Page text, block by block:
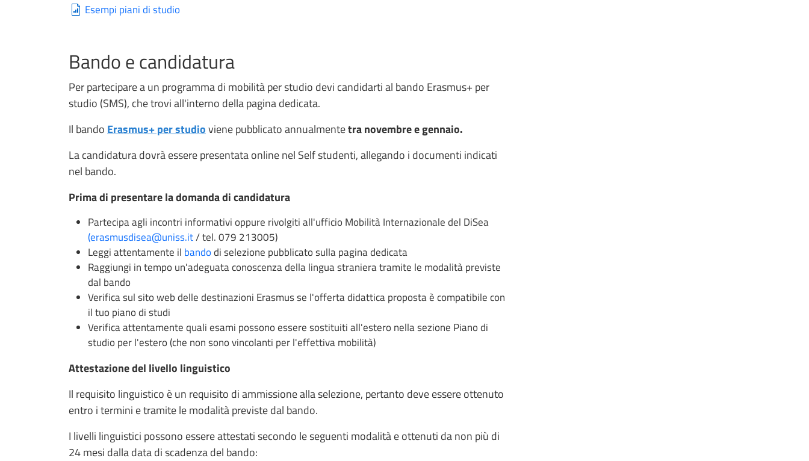
Esempi piani di studio
Bando e candidatura
Per partecipare a un programma di mobilità per studio devi candidarti al bando Erasmus+ per
studio (SMS), che trovi all'interno della pagina dedicata.
Il bando Erasmus+ per studioviene pubblicato annualmentetra novembre e gennaio.
La candidatura dovrà essere presentata online nel Self studenti, allegando i documenti indicati
nel bando.
Prima di presentare la domanda di candidatura
Partecipa agli incontri informativi oppure rivolgiti all'ufficio Mobilità Internazionale del DiSea
(erasmusdisea@uniss.it/ tel. 079 213005)
Leggi attentamente il bandodi selezione pubblicato sulla pagina dedicata
Raggiungi in tempo un'adeguata conoscenza della lingua straniera tramite le modalità previste
dal bando
Verifica sul sito web delle destinazioni Erasmus se l'offerta didattica proposta è compatibile con
il tuo piano di studi
Verifica attentamente quali esami possono essere sostituiti all'estero nella sezione Piano di
studio per l'estero (che non sono vincolanti per l'effettiva mobilità)
Attestazione del livello linguistico
Il requisito linguistico è un requisito di ammissione alla selezione, pertanto deve essere ottenuto
entro i termini e tramite le modalità previste dal bando.
I livelli linguistici possono essere attestati secondo le seguenti modalità e ottenuti da non più di
24 mesi dalla data di scadenza del bando: